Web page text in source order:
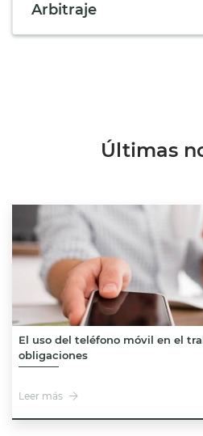
Arbitraje
Últimas
El uso del teléfono móvil en el
obligaciones
Leer más